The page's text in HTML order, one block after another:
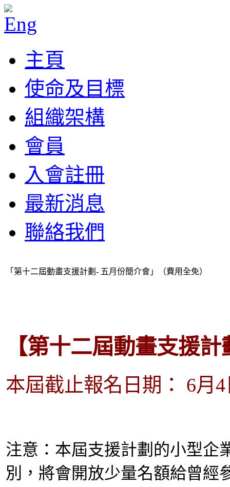
主頁
使命及目標
組織架構
會員
入會註冊
最新消息
聯絡我們
「第十二屆動畫支援計劃- 五月份簡介會」（費用全免）
【第十二屆動畫支援
本屆截止報名日期： 6月
注意：本屆支援計劃的小型企
別， 將會開放少量名額給曾經